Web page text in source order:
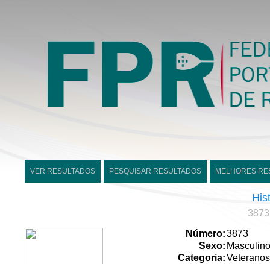
VER RESULTADOS PESQUISAR RESULTADOS MELHORES
Número:3873
Sexo: Masculino
Categoria:Veteranos